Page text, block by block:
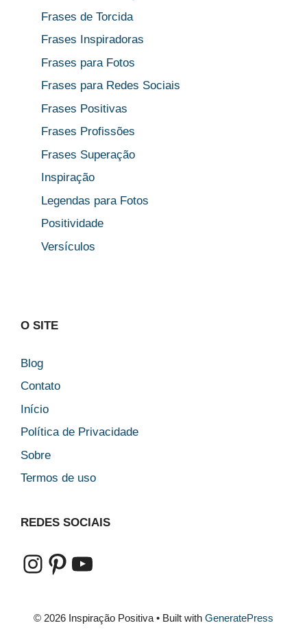
Frases de Torcida
Frases Inspiradoras
Frases para Fotos
Frases para Redes Sociais
Frases Positivas
Frases Profissões
Frases Superação
Inspiração
Legendas para Fotos
Positividade
Versículos
O SITE
Blog
Contato
Início
Política de Privacidade
Sobre
Termos de uso
REDES SOCIAIS
Instagram
Pinterest
Youtube
© 2026 Inspiração Positiva • Built with GeneratePress